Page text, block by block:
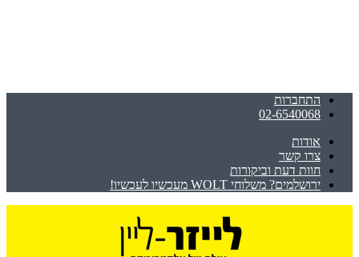
התחברות
02-6540068
אודות
צרו קשר
חוות דעת וביקורות
ירושלמים? משלוחי WOLT מעכשיו לעכשיו!